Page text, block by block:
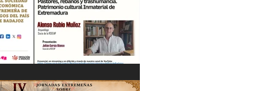
"Pastores, rebaños y trashumancia.